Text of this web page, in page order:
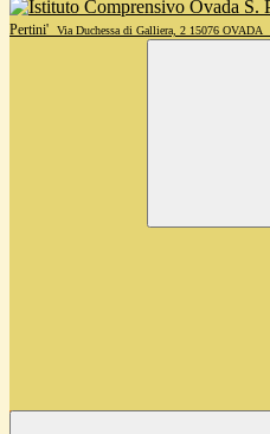
Pertini'
Via Duchessa di Galliera, 2 15076 OVADA